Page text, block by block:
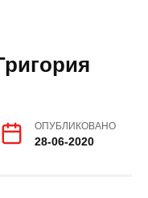
ОПУБЛИКОВАНО
28-06-2020